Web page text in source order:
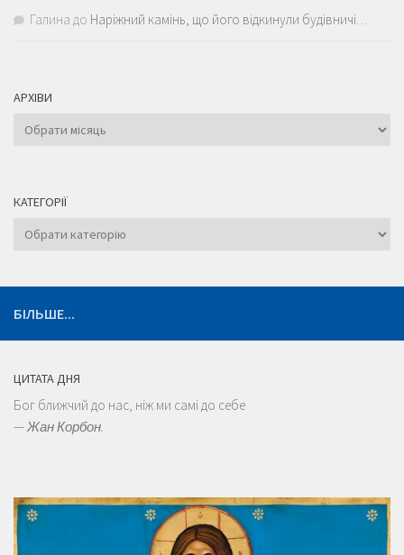
Галина до Наріжний камінь, що його відкинули будівничі…
АРХІВИ
Архіви
КАТЕГОРІЇ
Категорії
БІЛЬШЕ...
ЦИТАТА ДНЯ
Бог ближчий до нас, ніж ми самі до себе
—Жан Корбон.